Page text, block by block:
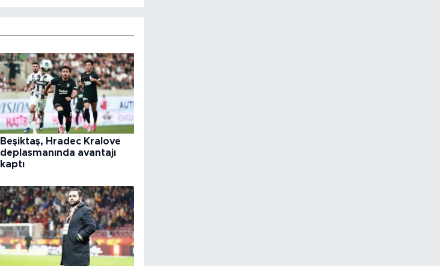
Beşiktaş, Hradec Kralove
deplasmanında avantajı
kaptı